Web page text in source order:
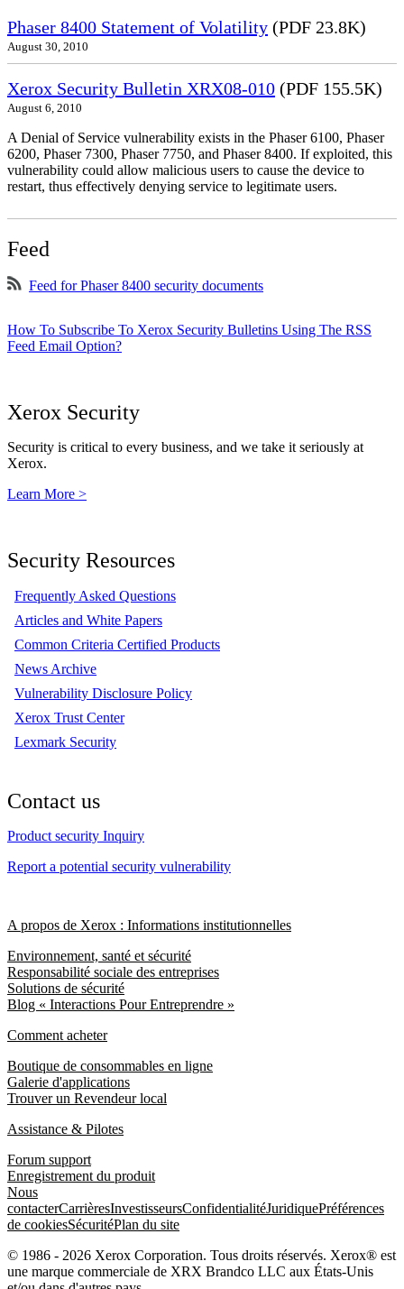
Phaser 8400 Statement of Volatility (PDF 23.8K)
August 30, 2010
Xerox Security Bulletin XRX08-010 (PDF 155.5K)
August 6, 2010
A Denial of Service vulnerability exists in the Phaser 6100, Phaser
6200, Phaser 7300, Phaser 7750, and Phaser 8400. If exploited, this
vulnerability could allow malicious users to cause the device to
restart, thus effectively denying service to legitimate users.
Feed
Feed for Phaser 8400 security documents
How To Subscribe To Xerox Security Bulletins Using The RSS
Feed Email Option?
Xerox Security
Security is critical to every business, and we take it seriously at
Xerox.
Learn More >
Security Resources
Frequently Asked Questions
Articles and White Papers
Common Criteria Certified Products
News Archive
Vulnerability Disclosure Policy
Xerox Trust Center
Lexmark Security
Contact us
Product security Inquiry
Report a potential security vulnerability
A propos de Xerox : Informations institutionnelles
Environnement, santé et sécurité
Responsabilité sociale des entreprises
Solutions de sécurité
Blog « Interactions Pour Entreprendre »
Comment acheter
Boutique de consommables en ligne
Galerie d'applications
Trouver un Revendeur local
Assistance & Pilotes
Forum support
Enregistrement du produit
Nous
contacterCarrièresInvestisseursConfidentialitéJuridiquePréférences
de cookiesSécuritéPlan du site
© 1986 - 2026 Xerox Corporation. Tous droits réservés. Xerox® est
une marque commerciale de XRX Brandco LLC aux États-Unis